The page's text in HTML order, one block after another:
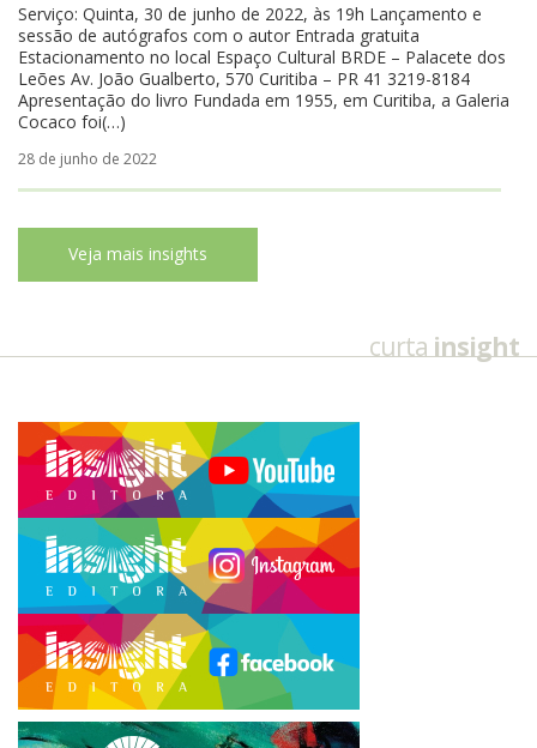
Serviço: Quinta, 30 de junho de 2022, às 19h Lançamento e
sessão de autógrafos com o autor Entrada gratuita
Estacionamento no local Espaço Cultural BRDE – Palacete dos
Leões Av. João Gualberto, 570 Curitiba – PR 41 3219-8184
Apresentação do livro Fundada em 1955, em Curitiba, a Galeria
Cocaco foi(…)
28 de junho de 2022
curta insight